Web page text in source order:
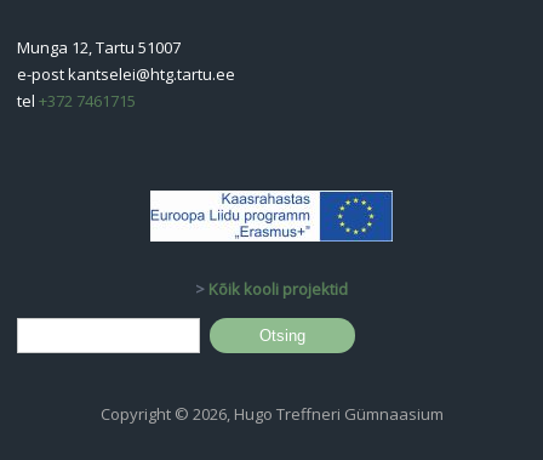
Munga 12, Tartu 51007
e-postkantselei@htg.tartu.ee
tel+372 7461715
> Kõik kooli projektid
Otsinguvorm
Otsing
Copyright © 2026, Hugo Treffneri Gümnaasium